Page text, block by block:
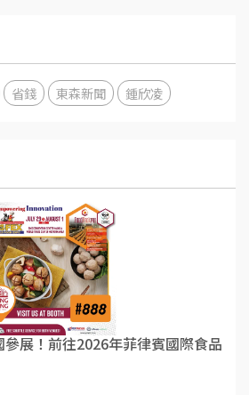
省錢 東森新聞 鍾欣凌
展！前往2026年菲律賓國際食品